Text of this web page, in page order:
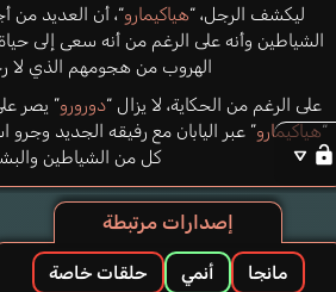
ليكشف الرجل، “هياكيمارو“، أن العديد من
الشياطين وأنه على الرغم من أنه سعى إلى
الهروب من هجومهم الذي لا
على الرغم من الحكاية، لا يزال “دورورو” يصر
“هياكيمارو” عبر اليابان مع رفيقه الجديد وجرو
كل من الشياطين
إصدارات مرتبطة
مانجا أنمي حلقات خاصة